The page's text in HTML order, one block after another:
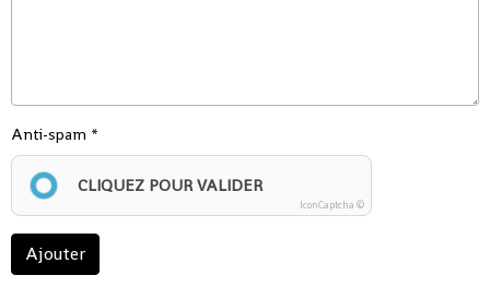
Anti-spam
CLIQUEZ POUR VALIDER
IconCaptcha ©
Ajouter